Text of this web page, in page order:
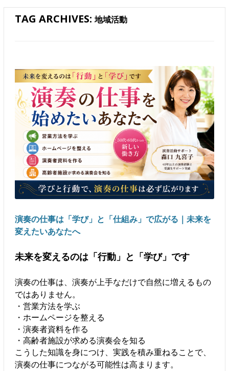
TAG ARCHIVES: 地域活動
演奏の仕事は「学び」と「仕組み」で広がる｜未来を
変えたいあなたへ
未来を変えるのは「行動」と「学び」です
演奏の仕事は、演奏が上手なだけで自然に増えるもの
ではありません。
・営業方法を学ぶ
・ホームページを整える
・演奏者資料を作る
・高齢者施設が求める演奏会を知る
こうした知識を身につけ、実践を積み重ねることで、
演奏の仕事につながる可能性は高まります。